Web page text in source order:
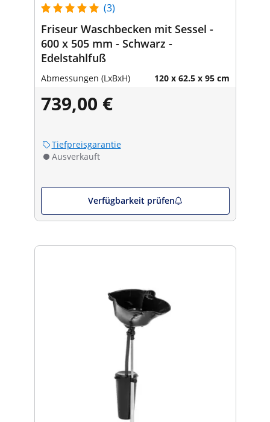
(3)
Friseur Waschbecken mit Sessel -
600 x 505 mm - Schwarz -
Edelstahlfuß
Abmessungen (LxBxH) 120 x 62.5 x 95 cm
739,00 €
Tiefpreisgarantie
Ausverkauft
Verfügbarkeit prüfen